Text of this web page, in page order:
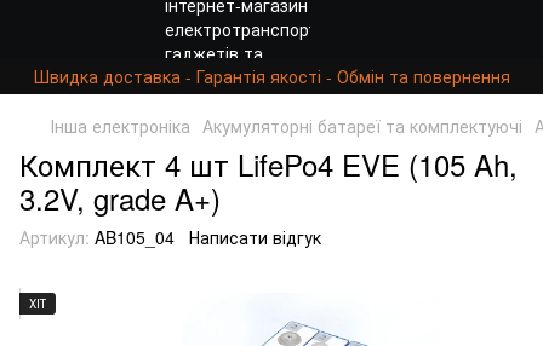
Швидка доставка - Гарантія якості - Обмін та повернення
Інша електроніка Акумуляторні батареї та комплектуючі
Комплект 4 шт LifePo4 EVE (105 Ah,
3.2V, grade A+)
Артикул: AB105_04 Написати відгук
ХІТ